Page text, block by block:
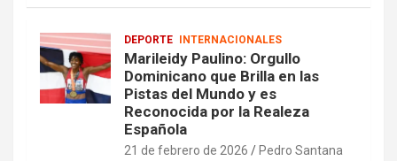
DEPORTE INTERNACIONALES
Marileidy Paulino: Orgullo
Dominicano que Brilla en las
Pistas del Mundo y es
Reconocida por la Realeza
Española
21 de febrero de 2026 Pedro Santana